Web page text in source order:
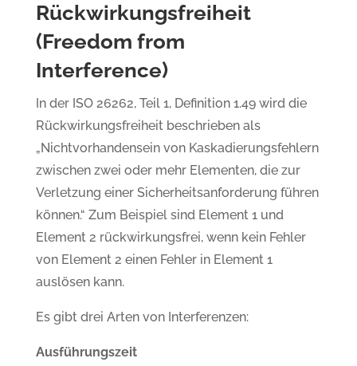
Rückwirkungsfreiheit
(Freedom from
Interference)
In der ISO 26262, Teil 1, Definition 1.49 wird die
Rückwirkungsfreiheit beschrieben als
„Nichtvorhandensein von Kaskadierungsfehlern
zwischen zwei oder mehr Elementen, die zur
Verletzung einer Sicherheitsanforderung führen
können.“ Zum Beispiel sind Element 1 und
Element 2 rückwirkungsfrei, wenn kein Fehler
von Element 2 einen Fehler in Element 1
auslösen kann.
Es gibt drei Arten von Interferenzen:
Ausführungszeit